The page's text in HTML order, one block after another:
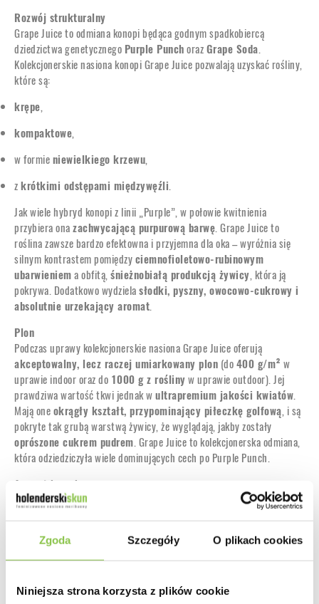
Zgoda Szczegóły O plikach cookies
Niniejsza strona korzysta z plików cookie
Rozwój strukturalny
Grape Juice to odmiana konopi będąca godnym spadkobiercą
dziedzictwa genetycznego Purple PunchorazGrape Soda.
Kolekcjonerskie nasiona konopi Grape Juice pozwalają uzyskać rośliny,
które są:
krępe,
kompaktowe,
w formieniewielkiego krzewu,
zkrótkimi odstępami międzywęźli.
Jak wiele hybryd konopi z linii „Purple”, w połowie kwitnienia
przybiera onazachwycającą purpurową barwę. Grape Juice to
roślina zawsze bardzo efektowna i przyjemna dla oka – wyróżnia się
silnym kontrastem pomiędzyciemnofioletowo-rubinowym
ubarwieniema obfitą, śnieżnobiałą produkcją żywicy, która ją
pokrywa. Dodatkowo wydzielasłodki, pyszny, owocowo-cukrowy i
absolutnie urzekający aromat.
Plon
Podczas uprawy kolekcjonerskie nasiona Grape Juice oferują
akceptowalny, lecz raczej umiarkowany plon (do400 g/m² w
uprawie indoor oraz do 1000 g z roślinyw uprawie outdoor). Jej
prawdziwa wartość tkwi jednak wultrapremium jakości kwiatów.
Mają oneokrągły kształt, przypominający piłeczkę golfową, i są
pokryte tak grubą warstwą żywicy, że wyglądają, jakby zostały
oprószone cukrem pudrem. Grape Juice to kolekcjonerska odmiana,
która odziedziczyła wiele dominujących cech po Purple Punch.
Aromat i smak
Grape Juice to hybryda konopi o
mistrzowskich właściwościach
słodki, deserowy i
które natychmiast pobudzają ślinianki i wywołują nieodpartą chęć
degustacji. Tuż po zbiorze rośliny Grape Juice można odnieść
owoców… Po prostu pyszne!